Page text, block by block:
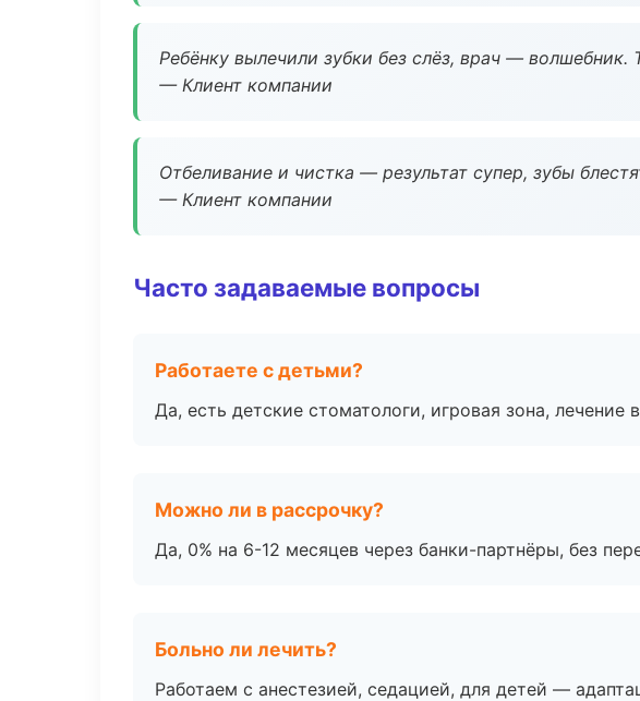
Ребёнку вылечили зубки без слёз, врач —
— Клиент компании
Отбеливание и чистка — результат супер, зубы
— Клиент компании
Часто задаваемые вопросы
Работаете с детьми?
Да, есть детские стоматологи, игровая зона, лечение
Можно ли в рассрочку?
Да, 0% на 6-12 месяцев через банки-партнёры, без
Больно ли лечить?
Работаем с анестезией, седацией, для детей —